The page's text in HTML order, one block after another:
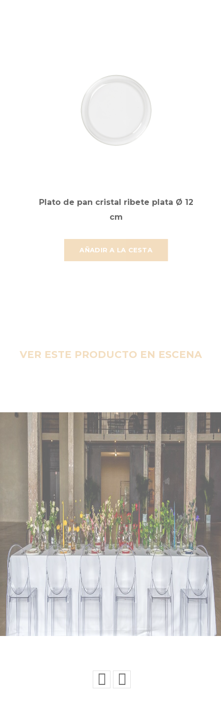
AÑADIR A LA CESTA
Plato de pan cristal ribete plata Ø 12
cm
VER ESTE PRODUCTO EN ESCENA